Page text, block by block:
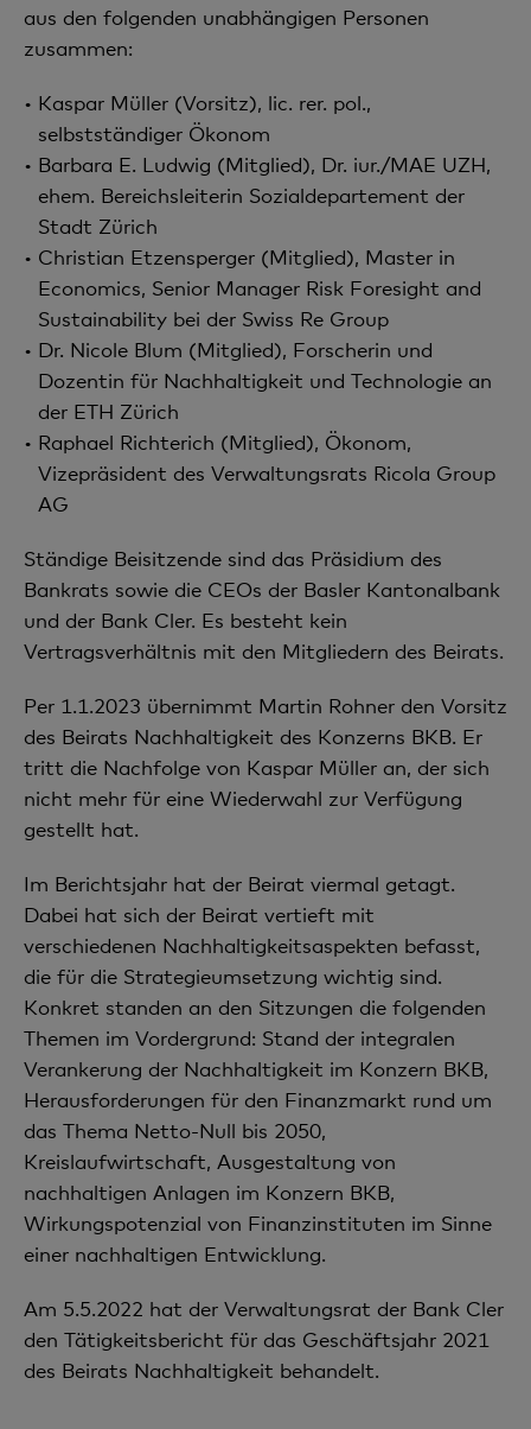
aus den folgenden unabhängigen Personen
zusammen:
Kaspar Müller (Vorsitz), lic. rer. pol.,
selbstständiger Ökonom
Barbara E. Ludwig (Mitglied), Dr. iur./MAE UZH,
ehem. Bereichsleiterin Sozialdepartement der
Stadt Zürich
Christian Etzensperger (Mitglied), Master in
Economics, Senior Manager Risk Foresight and
Sustainability bei der Swiss Re Group
Dr. Nicole Blum (Mitglied), Forscherin und
Dozentin für Nachhaltigkeit und Technologie an
der ETH Zürich
Raphael Richterich (Mitglied), Ökonom,
Vizepräsident des Verwaltungsrats Ricola Group
AG
Ständige Beisitzende sind das Präsidium des
Bankrats sowie die CEOs der Basler Kantonalbank
und der Bank Cler. Es besteht kein
Vertragsverhältnis mit den Mitgliedern des Beirats.
Per 1.1.2023 übernimmt Martin Rohner den Vorsitz
des Beirats Nachhaltigkeit des Konzerns BKB. Er
tritt die Nachfolge von Kaspar Müller an, der sich
nicht mehr für eine Wiederwahl zur Verfügung
gestellt hat.
Im Berichtsjahr hat der Beirat viermal getagt.
Dabei hat sich der Beirat vertieft mit
verschiedenen Nachhaltigkeitsaspekten befasst,
die für die Strategieumsetzung wichtig sind.
Konkret standen an den Sitzungen die folgenden
Themen im Vordergrund: Stand der integralen
Verankerung der Nachhaltigkeit im Konzern BKB,
Herausforderungen für den Finanzmarkt rund um
das Thema Netto-Null bis 2050,
Kreislaufwirtschaft, Ausgestaltung von
nachhaltigen Anlagen im Konzern BKB,
Wirkungspotenzial von Finanzinstituten im Sinne
einer nachhaltigen Entwicklung.
Am 5.5.2022 hat der Verwaltungsrat der Bank Cler
den Tätigkeitsbericht für das Geschäftsjahr 2021
des Beirats Nachhaltigkeit behandelt.